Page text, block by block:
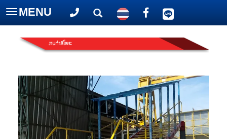
Toggle
navigation
MENU